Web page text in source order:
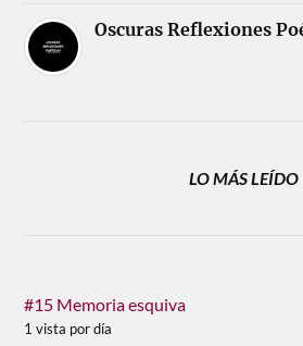
Oscuras Reflexiones
LO MÁS LEÍDO
#15 Memoria esquiva
1 vista por día